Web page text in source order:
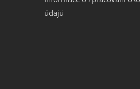
údajů